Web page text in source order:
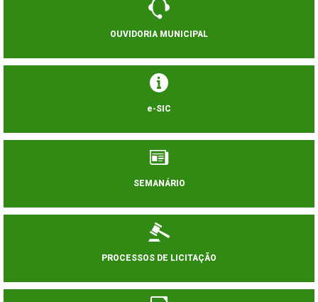
OUVIDORIA MUNICIPAL
e-SIC
SEMANÁRIO
PROCESSOS DE LICITAÇÃO